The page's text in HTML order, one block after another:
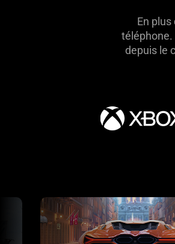
En
téléphone.
depuis le